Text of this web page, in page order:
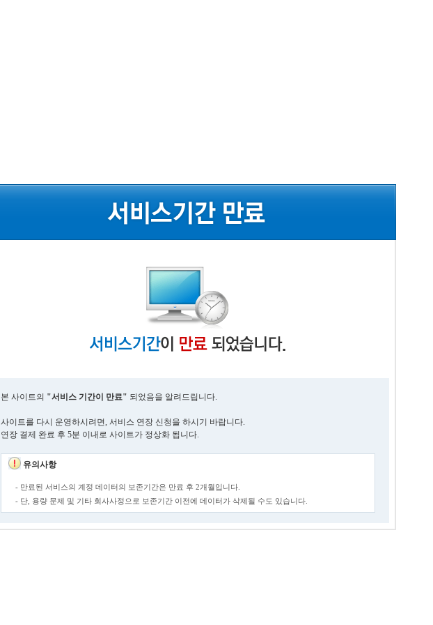
본 사이트의 "서비스 기간이 만료" 되었음을 알려드립니다.
사이트를 다시 운영하시려면, 서비스 연장 신청을 하시기 바랍니다.
연장 결제 완료 후 5분 이내로 사이트가 정상화 됩니다.
유의사항
- 만료된 서비스의 계정 데이터의 보존기간은 만료 후 2개월입니다.
- 단, 용량 문제 및 기타 회사사정으로 보존기간 이전에 데이터가 삭제될 수도 있습니다.